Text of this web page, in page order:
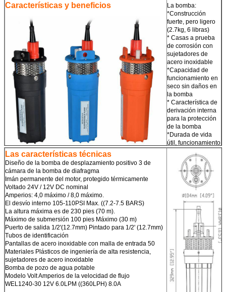
Características y beneficios
La bomba:
*Construcción
fuerte, pero ligero
(2.7kg, 6 libras)
* Casas a prueba
de corrosión con
sujetadores de
acero inoxidable
*Capacidad de
funcionamiento en
seco sin daños en
la bomba
* Característica de
derivación interna
para la protección
de la bomba
*Durada de vida
útil, funcionamiento
a 24 VDC
*Fácil de reparar
en el campo
*Estado de la
técnica diafragma
Conector de
alimentación:
* Conector de
glándula hermético
* Determina la
acumulación de
agua y previene la
condensación
potencial
*Desconectado
rápido-No es
Las características técnicas
Diseño de la bomba de desplazamiento positivo 3 de
cámara de la bomba de diafragma
Imán permanente del motor, protegido térmicamente
Voltado 24V / 12V DC nominal
Amperios: 4,0 máximo / 8,0 máximo.
El desvío interno 105-110PSI Max. ((7.2-7.5 BARS)
La altura máxima es de 230 pies (70 m).
Máximo de submersión 100 pies Máximo (30 m)
Puerto de salida 1/2'(12.7mm) Pintado para 1/2' (12.7mm)
Tubos de identificación
Pantallas de acero inoxidable con malla de entrada 50
Materiales Plásticos de ingeniería de alta resistencia,
sujetadores de acero inoxidable
Bomba de pozo de agua potable
Modelo Volt Amperios de la velocidad de flujo
WEL1240-30 12V 6.0LPM ((360LPH) 8.0A